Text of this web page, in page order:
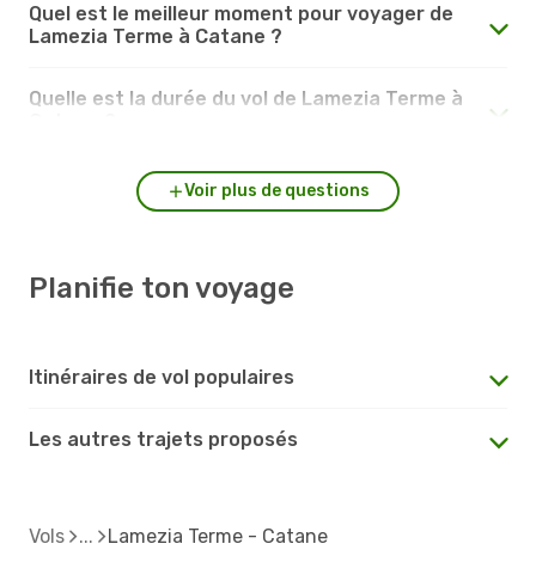
Quel est le meilleur moment pour voyager de
Lamezia Terme à Catane ?
Quelle est la durée du vol de Lamezia Terme à
Voir plus de questions
Planifie ton voyage
Itinéraires de vol populaires
Les autres trajets proposés
Vols Lamezia Terme - Catane